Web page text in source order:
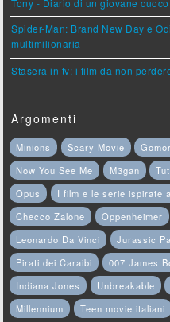
Tony - Diario di un giovane
Spider-Man: Brand New Day e
multimilionaria
Stasera in tv: i film da non
Argomenti
Minions Scary Movie
Now You See Me
M3gan
Opus
I film e le serie ispirate
Checco Zalone
Oppenheimer
Leonardo Da Vinci
Jurassic
Pirati dei Caraibi
007 James
Indiana Jones
Unbreakable
Millennium
Teen movie italiani